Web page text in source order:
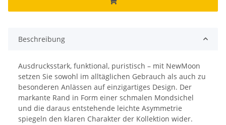
Beschreibung
Ausdrucksstark, funktional, puristisch – mit NewMoon
setzen Sie sowohl im alltäglichen Gebrauch als auch zu
besonderen Anlässen auf einzigartiges Design. Der
markante Rand in Form einer schmalen Mondsichel
und die daraus entstehende leichte Asymmetrie
spiegeln den klaren Charakter der Kollektion wider.